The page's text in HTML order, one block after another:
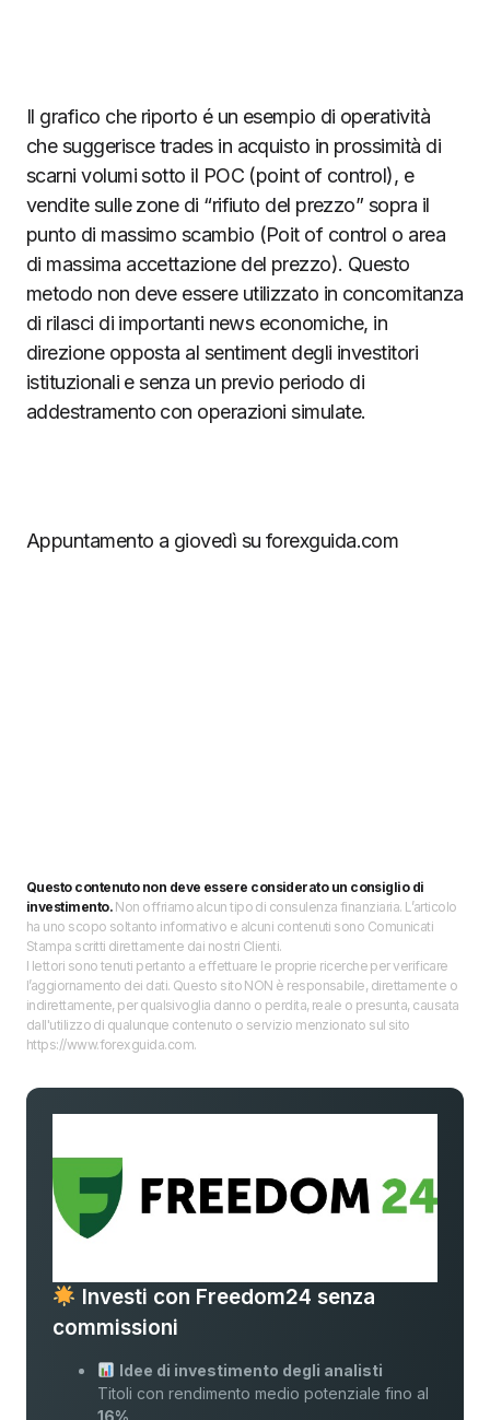
Il grafico che riporto é un esempio di operatività
che suggerisce trades in acquisto in prossimità di
scarni volumi sotto il POC (point of control), e
vendite sulle zone di “rifiuto del prezzo” sopra il
punto di massimo scambio (Poit of control o area
di massima accettazione del prezzo). Questo
metodo non deve essere utilizzato in concomitanza
di rilasci di importanti news economiche, in
direzione opposta al sentiment degli investitori
istituzionali e senza un previo periodo di
addestramento con operazioni simulate.
Appuntamento a giovedì su forexguida.com
Questo contenuto non deve essere considerato un consiglio di
investimento.Non offriamo alcun tipo di consulenza finanziaria. L’articolo
ha uno scopo soltanto informativo e alcuni contenuti sono Comunicati
Stampa scritti direttamente dai nostri Clienti.
I lettori sono tenuti pertanto a effettuare le proprie ricerche per verificare
l’aggiornamento dei dati. Questo sito NON è responsabile, direttamente o
indirettamente, per qualsivoglia danno o perdita, reale o presunta, causata
dall'utilizzo di qualunque contenuto o servizio menzionato sul sito
https://www.forexguida.com.
Investi con Freedom24 senza
commissioni
Idee di investimento degli analisti
Titoli con rendimento medio potenziale fino al
16%